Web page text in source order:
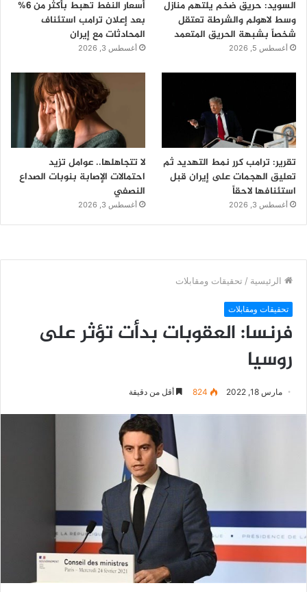
السويد: حريق ضخم يلتهم منازل
وسط لاهولم والشرطة تعتقل
شخصاً بشبهة الحريق المتعمد
أغسطس 5, 2026
أسعار النفط تهبط بأكثر من 6%
بعد إعلان ترامب استئناف
المحادثات مع إيران
أغسطس 3, 2026
تقرير: ترامب كرر نمط التهديد ثم
تعليق الهجمات على إيران قبل
استئنافها لاحقاً
أغسطس 3, 2026
لا تتجاهلها.. عوامل تزيد
احتمالات الإصابة بنوبات الصداع
النصفي
أغسطس 3, 2026